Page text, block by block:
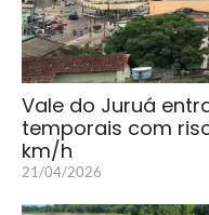
Vale do Juruá
temporais com
km/h
21/04/2026